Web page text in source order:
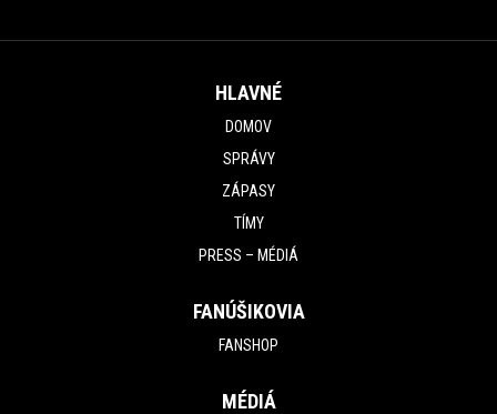
HLAVNÉ
DOMOV
SPRÁVY
ZÁPASY
TÍMY
PRESS – MÉDIÁ
FANÚŠIKOVIA
FANSHOP
MÉDIÁ